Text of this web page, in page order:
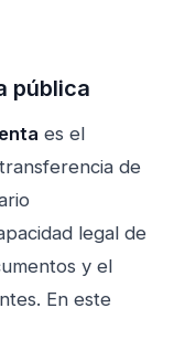
pública
es el
de
legal de
y el
En este